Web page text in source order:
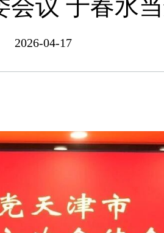
议 于春水
04-17